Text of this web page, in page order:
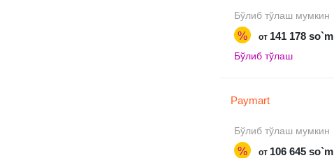
Бўлиб тўлаш мумкин
% от 141 178 so`m
Бўлиб тўлаш
Paymart
Бўлиб тўлаш мумкин
% от 106 645 so`m